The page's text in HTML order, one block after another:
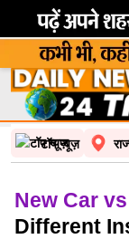
टॉप न्यूज़
New Car
Different